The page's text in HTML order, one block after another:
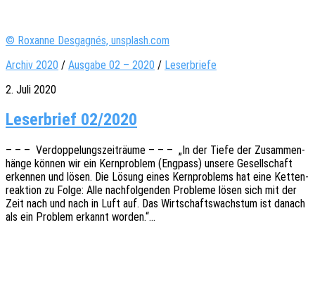
© Roxanne Desgagnés, unsplash.com
Archiv 2020 / Ausgabe 02 – 2020 / Leserbriefe
2. Juli 2020
Leserbrief 02/2020
– – – Verdop­pe­lungs­zeit­räu­me – – – „In der Tiefe der Zusam­men­
hän­ge können wir ein Kern­pro­blem (Engpass) unsere Gesell­schaft
erken­nen und lösen. Die Lösung eines Kern­pro­blems hat eine Ketten­
re­ak­ti­on zu Folge: Alle nach­fol­gen­den Proble­me lösen sich mit der
Zeit nach und nach in Luft auf. Das Wirt­schafts­wachs­tum ist danach
als ein Problem erkannt worden.“…